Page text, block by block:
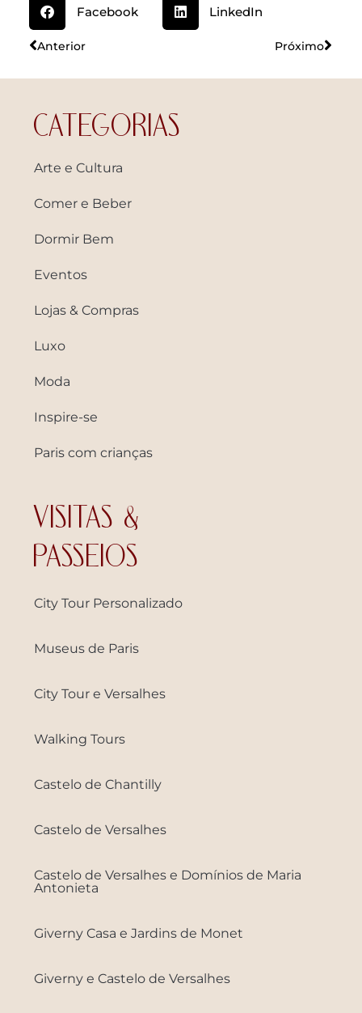
Facebook LinkedIn
Anterior Próximo
CATEGORIAS
Arte e Cultura
Comer e Beber
Dormir Bem
Eventos
Lojas & Compras
Luxo
Moda
Inspire-se
Paris com crianças
VISITAS &
PASSEIOS
City Tour Personalizado
Museus de Paris
City Tour e Versalhes
Walking Tours
Castelo de Chantilly
Castelo de Versalhes
Castelo de Versalhes e Domínios de Maria
Antonieta
Giverny Casa e Jardins de Monet
Giverny e Castelo de Versalhes